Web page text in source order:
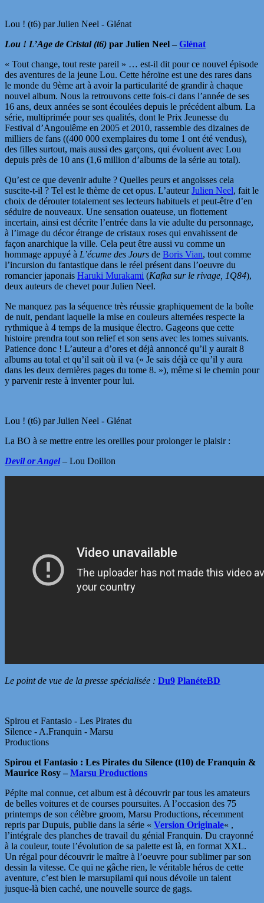
Lou ! (t6) par Julien Neel - Glénat
Lou ! L’Age de Cristal (t6) par Julien Neel –Glénat
« Tout change, tout reste pareil » … est-il dit pour ce nouvel épisode
des aventures de la jeune Lou. Cette héroïne est une des rares dans
le monde du 9ème art à avoir la particularité de grandir à chaque
nouvel album. Nous la retrouvons cette fois-ci dans l’année de ses
16 ans, deux années se sont écoulées depuis le précédent album. La
série, multiprimée pour ses qualités, dont le Prix Jeunesse du
Festival d’Angoulême en 2005 et 2010, rassemble des dizaines de
milliers de fans ((400 000 exemplaires du tome 1 ont été vendus),
des filles surtout, mais aussi des garçons, qui évoluent avec Lou
depuis près de 10 ans (1,6 million d’albums de la série au total).
Qu’est ce que devenir adulte ? Quelles peurs et angoisses cela
suscite-t-il ? Tel est le thème de cet opus. L’auteurJulien Neel, fait le
choix de dérouter totalement ses lecteurs habituels et peut-être d’en
séduire de nouveaux. Une sensation ouateuse, un flottement
incertain, ainsi est décrite l’entrée dans la vie adulte du personnage,
à l’image du décor étrange de cristaux roses qui envahissent de
façon anarchique la ville. Cela peut être aussi vu comme un
hommage appuyé à L’écume des Jours de Boris Vian, tout comme
l’incursion du fantastique dans le réel présent dans l’oeuvre du
romancier japonais Haruki Murakami (Kafka sur le rivage, 1Q84),
deux auteurs de chevet pour Julien Neel.
Ne manquez pas la séquence très réussie graphiquement de la boîte
de nuit, pendant laquelle la mise en couleurs alternées respecte la
rythmique à 4 temps de la musique électro. Gageons que cette
histoire prendra tout son relief et son sens avec les tomes suivants.
Patience donc ! L’auteur a d’ores et déjà annoncé qu’il y aurait 8
albums au total et qu’il sait où il va (« Je sais déjà ce qu’il y aura
dans les deux dernières pages du tome 8. »), même si le chemin pour
y parvenir reste à inventer pour lui.
Lou ! (t6) par Julien Neel - Glénat
La BO à se mettre entre les oreilles pour prolonger le plaisir :
Devil or Angel – Lou Doillon
Le point de vue de la presse spécialisée : Du9 PlanéteBD
Spirou et Fantasio - Les Pirates du
Silence - A.Franquin - Marsu
Productions
Spirou et Fantasio : Les Pirates du Silence (t10) de Franquin &
Maurice Rosy –Marsu Productions
Pépite mal connue, cet album est à découvrir par tous les amateurs
de belles voitures et de courses poursuites. A l’occasion des 75
printemps de son célèbre groom, Marsu Productions, récemment
repris par Dupuis, publie dans la série « Version Originale« ,
l’intégrale des planches de travail du génial Franquin. Du crayonné
à la couleur, toute l’évolution de sa palette est là, en format XXL.
Un régal pour découvrir le maître à l’oeuvre pour sublimer par son
dessin la vitesse. Ce qui ne gâche rien, le véritable héros de cette
aventure, c’est bien le marsupilami qui nous dévoile un talent
jusque-là bien caché, une nouvelle source de gags.